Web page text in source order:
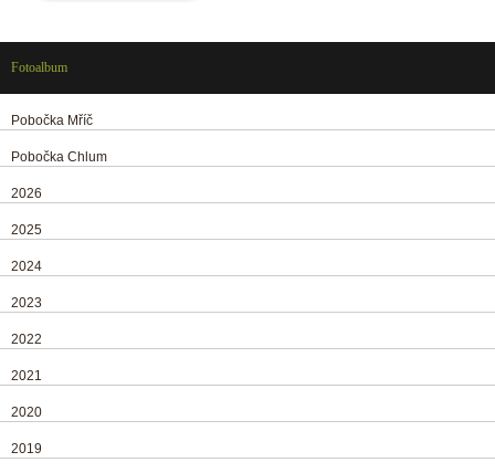
Fotoalbum
Pobočka Mříč
Pobočka Chlum
2026
2025
2024
2023
2022
2021
2020
2019